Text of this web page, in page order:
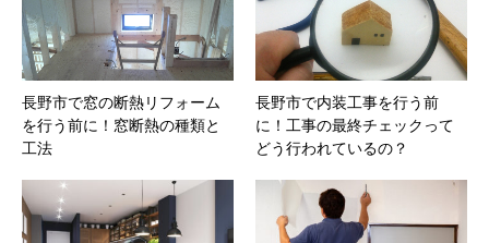
長野市で窓の断熱リフォーム
を行う前に！窓断熱の種類と
工法
長野市で内装工事を行う前
に！工事の最終チェックって
どう行われているの？